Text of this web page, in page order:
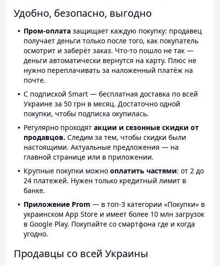
Удобно, безопасно, выгодно
Пром-оплата защищает каждую покупку: продавец
получает деньги только после того, как покупатель
осмотрит и заберёт заказ. Что-то пошло не так —
деньги автоматически вернутся на карту. Плюс не
нужно переплачивать за наложенный платёж на
почте.
С подпиской Smart — бесплатная доставка по всей
Украине за 50 грн в месяц. Достаточно одной
покупки, чтобы подписка окупилась.
Регулярно проходят акции и сезонные скидки от
продавцов. Следим за тем, чтобы скидки были
настоящими. Актуальные предложения — на
главной странице или в приложении.
Крупные покупки можно оплатить частями: от 2 до
24 платежей. Нужен только кредитный лимит в
банке.
Приложение Prom — в топ-3 категории «Покупки» в
украинском App Store и имеет более 10 млн загрузок
в Google Play. Покупайте со смартфона где и когда
угодно.
Продавцы со всей Украины